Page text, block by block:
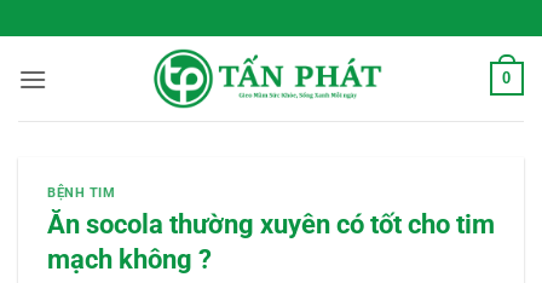
qua
nội
0
BỆNH TIM
Ăn socola thường xuyên có tốt cho tim
mạch không ?